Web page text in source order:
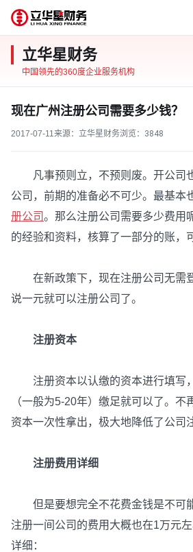
立华星财务
中国领先的360度企业服务机构
现在广州注册公司需要多少钱？
2017-07-11来源：立华星财务浏览： 3848
凡事预则立，不预则废。开公司
公司，前期的准备必不可少。最基本
册公司。那么注册公司需要多少费用
的经验和资料，核算了一部分的账，
在新政策下，现在注册公司无需
说一元就可以注册公司了。
注册资本
注册资本以认缴的资本进行填写
（一般为5-20年）缴足就可以了。不
资本一次性拿出，极大地降低了公司
注册费用详细
但是要想完全不花费金钱是不可能
注册一间公司的费用大概也在1万元
详细：